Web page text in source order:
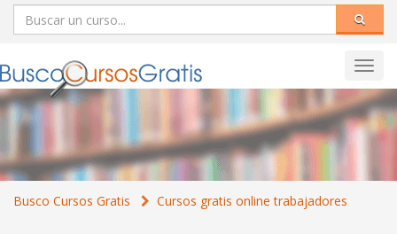
Busco Cursos Gratis Cursos gratis online trabajadores